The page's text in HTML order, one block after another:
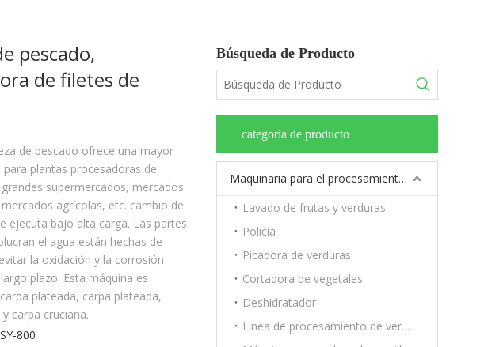
pescado,
de filetes de
de pescado ofrece una mayor
plantas procesadoras de
supermercados, mercados
agrícolas, etc. cambio de
ejecuta bajo alta carga. Las partes
el agua están hechas de
la oxidación y la corrosión
plazo. Esta máquina es
plateada, carpa plateada,
carpa cruciana.
SY-800
Búsqueda de Producto
categoria de producto
Maquinaria para el procesamiento de frutas y verduras.
Lavado de frutas y verduras
Policía
Picadora de verduras
Cortadora de vegetales
Deshidratador
Línea de procesamiento de verduras y frutas.